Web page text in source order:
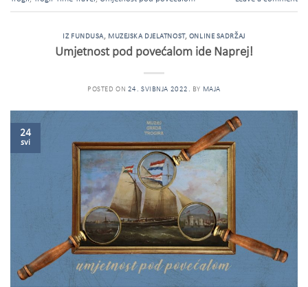
IZ FUNDUSA, MUZEJSKA DJELATNOST, ONLINE SADRŽAJ
Umjetnost pod povećalom ide Naprej!
POSTED ON 24. SVIBNJA 2022. BY MAJA
24
svi